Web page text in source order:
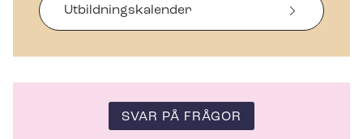
i
t
Ut­bild­nings­ka­len­der
SVAR PÅ FRÅGOR